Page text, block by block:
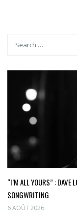
“I’M ALL YOURS” : DAVE
SONGWRITING
6 AOÛT 2026